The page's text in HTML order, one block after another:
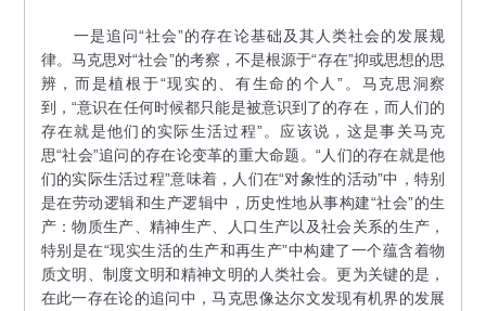
一是追问“社会”的存在论基础及其人类社会的发展规
律。马克思对“社会”的考察，不是根源于“存在”抑或思想的思
辨，而是植根于“现实的、有生命的个人”。马克思洞察
到，“意识在任何时候都只能是被意识到了的存在，而人们的
存在就是他们的实际生活过程”。应该说，这是事关马克
思“社会”追问的存在论变革的重大命题。“人们的存在就是他
们的实际生活过程”意味着，人们在“对象性的活动”中，特别
是在劳动逻辑和生产逻辑中，历史性地从事构建“社会”的生
产：物质生产、精神生产、人口生产以及社会关系的生产，
特别是在“现实生活的生产和再生产”中构建了一个蕴含着物
质文明、制度文明和精神文明的人类社会。更为关键的是，
在此一存在论的追问中，马克思像达尔文发现有机界的发展